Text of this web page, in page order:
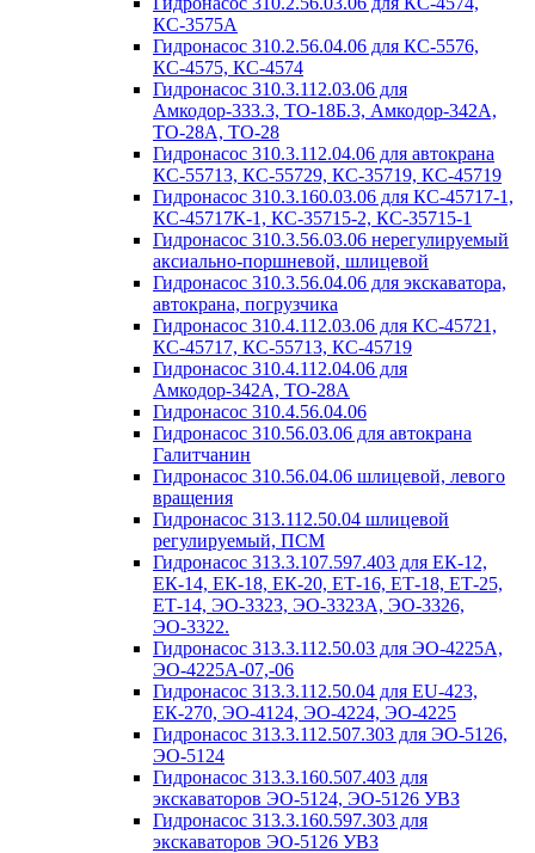
КС-3575А
Гидронасос 310.2.56.04.06 для КС-5576,
КС-4575, КС-4574
Гидронасос 310.3.112.03.06 для
Амкодор-333.3, ТО-18Б.3, Амкодор-342А,
ТО-28А, ТО-28
Гидронасос 310.3.112.04.06 для автокрана
КС-55713, КС-55729, КС-35719, КС-45719
Гидронасос 310.3.160.03.06 для КС-45717-1,
КС-45717К-1, КС-35715-2, КС-35715-1
Гидронасос 310.3.56.03.06 нерегулируемый
аксиально-поршневой, шлицевой
Гидронасос 310.3.56.04.06 для экскаватора,
автокрана, погрузчика
Гидронасос 310.4.112.03.06 для КС-45721,
КС-45717, КС-55713, КС-45719
Гидронасос 310.4.112.04.06 для
Амкодор-342А, ТО-28А
Гидронасос 310.4.56.04.06
Гидронасос 310.56.03.06 для автокрана
Галитчанин
Гидронасос 310.56.04.06 шлицевой, левого
вращения
Гидронасос 313.112.50.04 шлицевой
регулируемый, ПСМ
Гидронасос 313.3.107.597.403 для ЕК-12,
ЕК-14, ЕК-18, ЕК-20, ЕТ-16, ЕТ-18, ЕТ-25,
ЕТ-14, ЭО-3323, ЭО-3323А, ЭО-3326,
ЭО-3322.
Гидронасос 313.3.112.50.03 для ЭО-4225А,
ЭО-4225А-07,-06
Гидронасос 313.3.112.50.04 для ЕU-423,
ЕК-270, ЭО-4124, ЭО-4224, ЭО-4225
Гидронасос 313.3.112.507.303 для ЭО-5126,
ЭО-5124
Гидронасос 313.3.160.507.403 для
экскаваторов ЭО-5124, ЭО-5126 УВЗ
Гидронасос 313.3.160.597.303 для
экскаваторов ЭО-5126 УВЗ